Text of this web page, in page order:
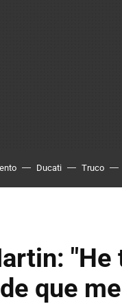
Ducati Truco
que